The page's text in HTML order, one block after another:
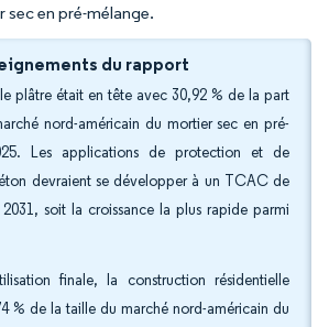
en pré-mélange.
du rapport
plâtre était en tête avec 30,92 % de la part
nord-américain du mortier sec en pré-
Les applications de protection et de
devraient se développer à un TCAC de
soit la croissance la plus rapide parmi
finale, la construction résidentielle
% de la taille du marché nord-américain du